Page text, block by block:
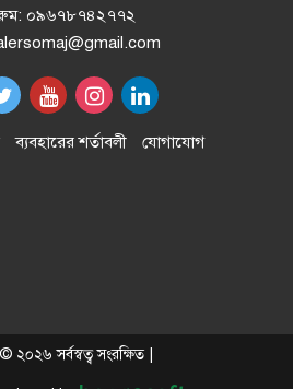
আইসিসি এমার্জিং এশিয়া ব্যাংকিং
পেলো এনসিসি ব্যাংক
রক্ষা করতে একাট্টা হচ্ছে
জনগন
আহমেদের ‘মিসির আলী সিরিজ’
নিয়ে সম্প্রতি এক সাহিত্য
০৯৬৭৮৭৪২৭৭২
ব্যবহারের শর্তাবলী যোগাযোগ
২০২৬ সর্বস্বত্ব সংরক্ষিত |